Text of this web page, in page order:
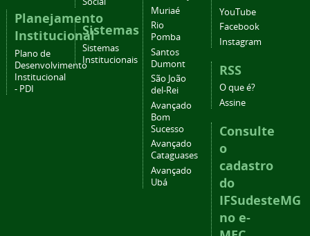
Planejamento
Institucional
Plano de
Desenvolvimento
Institucional
- PDI
Sistemas
Sistemas
Institucionais
Muriaé
Rio
Pomba
Santos
Dumont
São João
del-Rei
Avançado
Bom
Sucesso
Avançado
Cataguases
Avançado
Ubá
YouTube
Facebook
Instagram
RSS
O que é?
Assine
Consulte
o
cadastro
do
IFSudesteMG
no e-